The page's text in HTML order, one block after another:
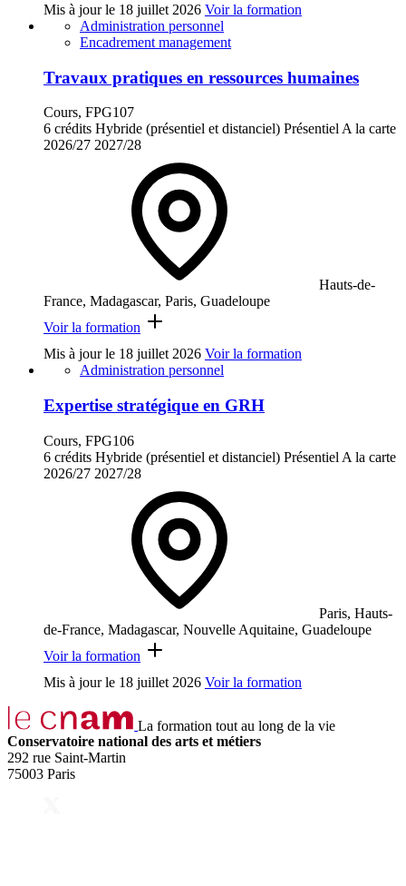
Mis à jour le 18 juillet 2026 Voir la formation
Administration personnel
Encadrement management
Travaux pratiques en ressources humaines
Cours, FPG107
6 crédits Hybride (présentiel et distanciel) Présentiel A la carte
2026/27 2027/28
Hauts-de-
France, Madagascar, Paris, Guadeloupe
Voir la formation
Mis à jour le 18 juillet 2026 Voir la formation
Administration personnel
Expertise stratégique en GRH
Cours, FPG106
6 crédits Hybride (présentiel et distanciel) Présentiel A la carte
2026/27 2027/28
Paris, Hauts-
de-France, Madagascar, Nouvelle Aquitaine, Guadeloupe
Voir la formation
Mis à jour le 18 juillet 2026 Voir la formation
La formation tout au long de la vie
Conservatoire national des arts et métiers
292 rue Saint-Martin
75003 Paris